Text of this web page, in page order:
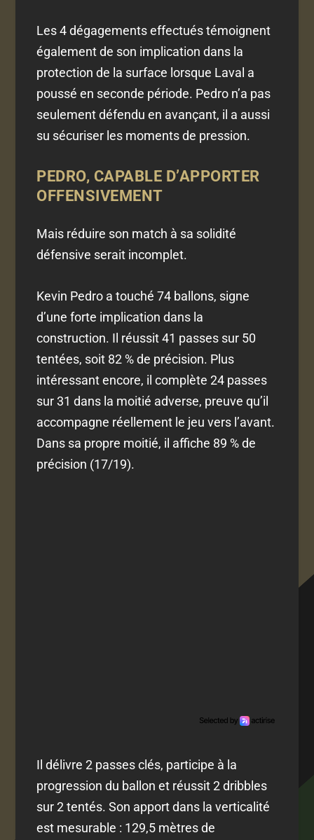
Les 4 dégagements effectués témoignent
également de son implication dans la
protection de la surface lorsque Laval a
poussé en seconde période. Pedro n’a pas
seulement défendu en avançant, il a aussi
su sécuriser les moments de pression.
PEDRO, CAPABLE D’APPORTER
OFFENSIVEMENT
Mais réduire son match à sa solidité
défensive serait incomplet.
Kevin Pedro a touché 74 ballons, signe
d’une forte implication dans la
construction. Il réussit 41 passes sur 50
tentées, soit 82 % de précision. Plus
intéressant encore, il complète 24 passes
sur 31 dans la moitié adverse, preuve qu’il
accompagne réellement le jeu vers l’avant.
Dans sa propre moitié, il affiche 89 % de
précision (17/19).
Il délivre 2 passes clés, participe à la
progression du ballon et réussit 2 dribbles
sur 2 tentés. Son apport dans la verticalité
est mesurable : 129,5 mètres de